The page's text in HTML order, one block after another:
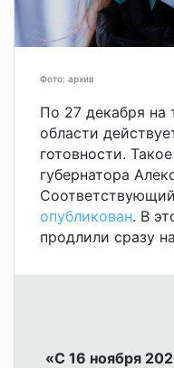
Фото: архив
По 27 декабря на
области
готовности.
губернатора
опубликован. В
продлили сразу
«С 16 ноября